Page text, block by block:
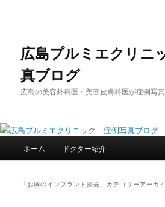
移
動
動
広島プルミエクリ
真ブログ
広島の美容外科医・美容皮膚科医が症例写
ホーム ドクター紹介
「 お胸のインプラント抜去 」カテゴリーアーカ